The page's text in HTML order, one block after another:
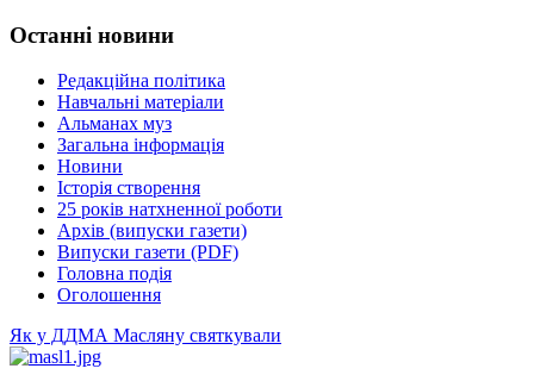
Останні новини
Редакційна політика
Навчальні матеріали
Альманах муз
Загальна інформація
Новини
Історія створення
25 років натхненної роботи
Архів (випуски газети)
Випуски газети (PDF)
Головна подія
Оголошення
Як у ДДМА Масляну святкували